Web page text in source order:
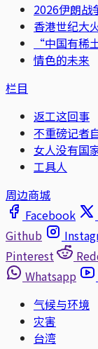
2026伊朗战
香港世纪大
“中国有稀
情色的未来
栏目
返工这回事
不重磅记者
女人没有国
工具人
周边商城
Facebook
Github
Pinterest
Whatsapp
气候与环境
灾害
台湾